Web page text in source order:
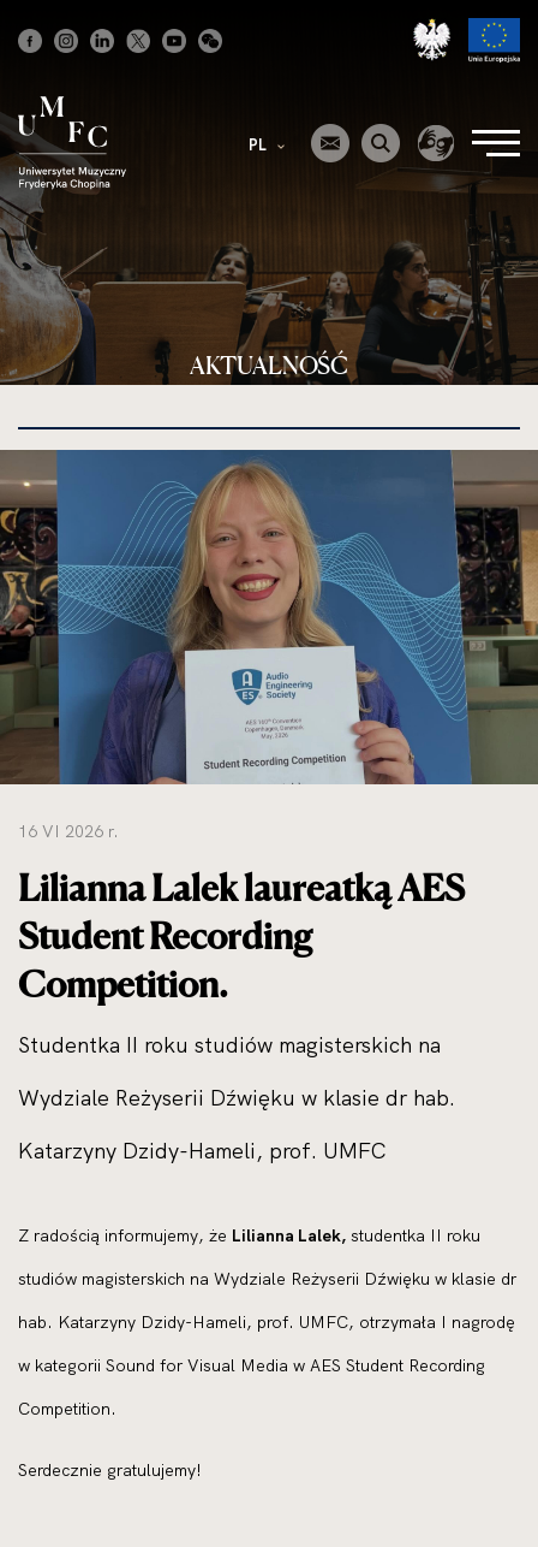
główna
PL
AKTUALNOŚĆ
kliknięcie
spowoduje
powiększenie
zdjęcia
rozmiarów
oryginalnych
16 VI 2026 r.
Lilianna Lalek laureatką AES
Student Recording
Competition.
Studentka II roku studiów magisterskich na
Wydziale Reżyserii Dźwięku w klasie dr hab.
Katarzyny Dzidy-Hameli, prof. UMFC
Z radością informujemy, że Lilianna Lalek, studentka II roku
studiów magisterskich na Wydziale Reżyserii Dźwięku w klasie dr
hab. Katarzyny Dzidy-Hameli, prof. UMFC, otrzymała I nagrodę
w kategorii Sound for Visual Media w AES Student Recording
Competition.
Serdecznie gratulujemy!